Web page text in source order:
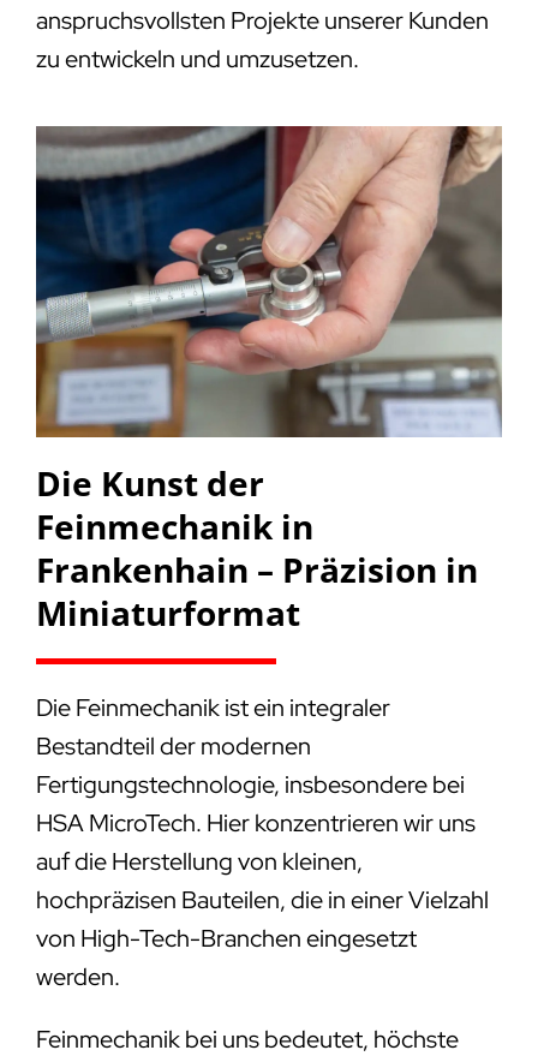
anspruchsvollsten Projekte unserer Kunden
zu entwickeln und umzusetzen.
Die Kunst der
Feinmechanik in
Frankenhain – Präzision in
Miniaturformat
Die Feinmechanik ist ein integraler
Bestandteil der modernen
Fertigungstechnologie, insbesondere bei
HSA MicroTech. Hier konzentrieren wir uns
auf die Herstellung von kleinen,
hochpräzisen Bauteilen, die in einer Vielzahl
von High-Tech-Branchen eingesetzt
werden.
Feinmechanik bei uns bedeutet, höchste